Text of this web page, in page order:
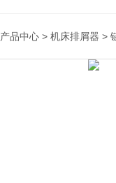
产品中心 > 机床排屑器 >